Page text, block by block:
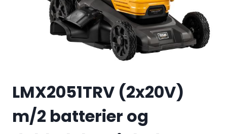
LMX2051TRV (2x20V)
m/2 batterier og